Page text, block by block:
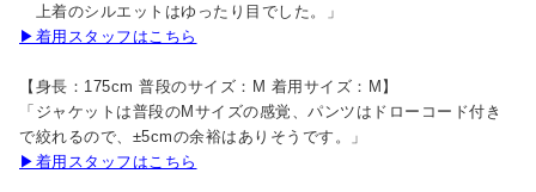
上着のシルエットはゆったり目でした。」
▶着用スタッフはこちら
【身長：175cm 普段のサイズ：M 着用サイズ：M】
「ジャケットは普段のMサイズの感覚、パンツはドローコード付き
で絞れるので、±5cmの余裕はありそうです。」
▶着用スタッフはこちら